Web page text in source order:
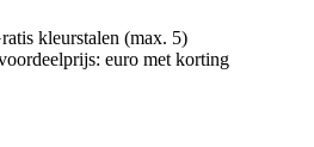
kleurstalen (max. 5)
euro met korting